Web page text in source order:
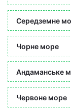
Середземне
Чорне море
Андаманське
Червоне море